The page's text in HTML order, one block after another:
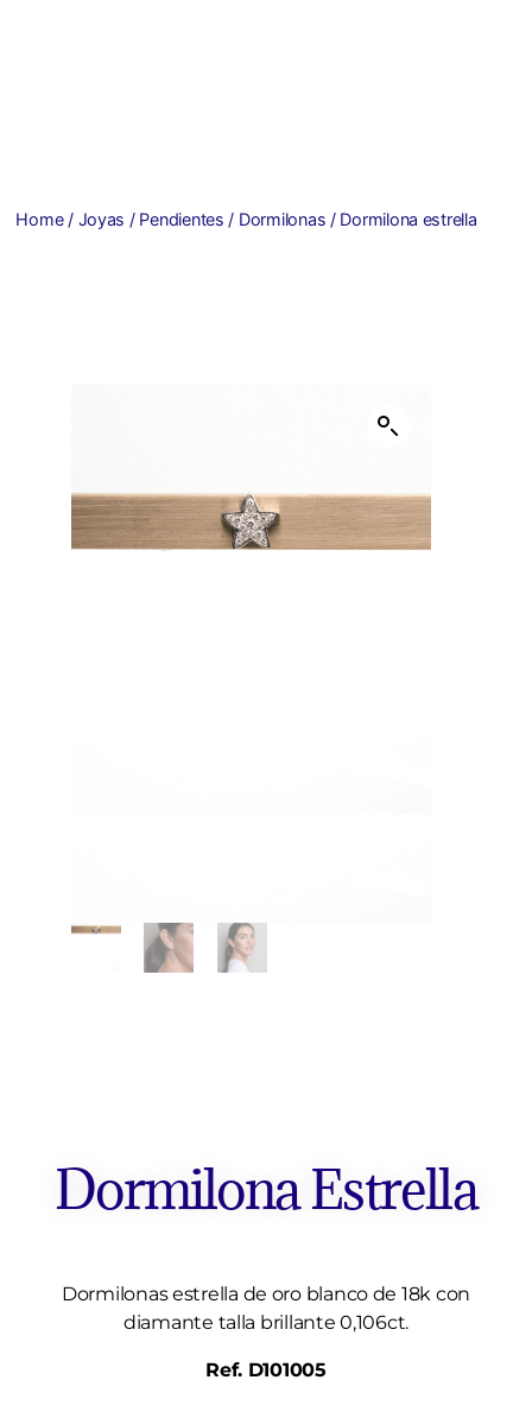
Home/ Joyas / Pendientes / Dormilonas / Dormilona estrella
Dormilona Estrella
Dormilonas estrella de oro blanco de 18k con
diamante talla brillante 0,106ct.
Ref. D101005